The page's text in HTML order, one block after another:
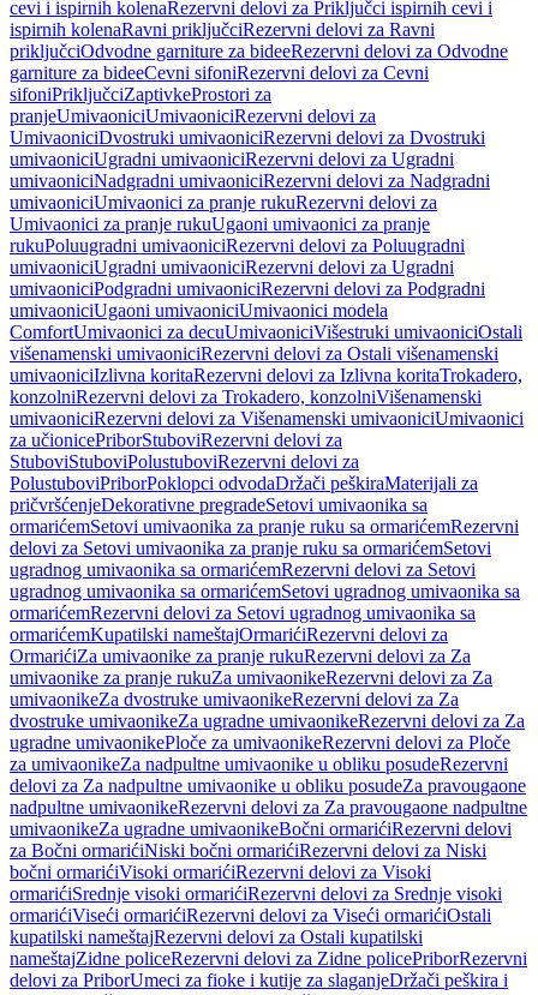
cevi i ispirnih kolenaRezervni delovi za Priključci ispirnih cevi i
ispirnih kolenaRavni priključciRezervni delovi za Ravni
priključciOdvodne garniture za bideeRezervni delovi za Odvodne
garniture za bideeCevni sifoniRezervni delovi za Cevni
sifoniPriključciZaptivkeProstori za
pranjeUmivaoniciUmivaoniciRezervni delovi za
UmivaoniciDvostruki umivaoniciRezervni delovi za Dvostruki
umivaoniciUgradni umivaoniciRezervni delovi za Ugradni
umivaoniciNadgradni umivaoniciRezervni delovi za Nadgradni
umivaoniciUmivaonici za pranje rukuRezervni delovi za
Umivaonici za pranje rukuUgaoni umivaonici za pranje
rukuPoluugradni umivaoniciRezervni delovi za Poluugradni
umivaoniciUgradni umivaoniciRezervni delovi za Ugradni
umivaoniciPodgradni umivaoniciRezervni delovi za Podgradni
umivaoniciUgaoni umivaoniciUmivaonici modela
ComfortUmivaonici za decuUmivaoniciVišestruki umivaoniciOstali
višenamenski umivaoniciRezervni delovi za Ostali višenamenski
umivaoniciIzlivna koritaRezervni delovi za Izlivna koritaTrokadero,
konzolniRezervni delovi za Trokadero, konzolniVišenamenski
umivaoniciRezervni delovi za Višenamenski umivaoniciUmivaonici
za učionicePriborStuboviRezervni delovi za
StuboviStuboviPolustuboviRezervni delovi za
PolustuboviPriborPoklopci odvodaDržači peškiraMaterijali za
pričvršćenjeDekorativne pregradeSetovi umivaonika sa
ormarićemSetovi umivaonika za pranje ruku sa ormarićemRezervni
delovi za Setovi umivaonika za pranje ruku sa ormarićemSetovi
ugradnog umivaonika sa ormarićemRezervni delovi za Setovi
ugradnog umivaonika sa ormarićemSetovi ugradnog umivaonika sa
ormarićemRezervni delovi za Setovi ugradnog umivaonika sa
ormarićemKupatilski nameštajOrmarićiRezervni delovi za
OrmarićiZa umivaonike za pranje rukuRezervni delovi za Za
umivaonike za pranje rukuZa umivaonikeRezervni delovi za Za
umivaonikeZa dvostruke umivaonikeRezervni delovi za Za
dvostruke umivaonikeZa ugradne umivaonikeRezervni delovi za Za
ugradne umivaonikePloče za umivaonikeRezervni delovi za Ploče
za umivaonikeZa nadpultne umivaonike u obliku posudeRezervni
delovi za Za nadpultne umivaonike u obliku posudeZa pravougaone
nadpultne umivaonikeRezervni delovi za Za pravougaone nadpultne
umivaonikeZa ugradne umivaonikeBočni ormarićiRezervni delovi
za Bočni ormarićiNiski bočni ormarićiRezervni delovi za Niski
bočni ormarićiVisoki ormarićiRezervni delovi za Visoki
ormarićiSrednje visoki ormarićiRezervni delovi za Srednje visoki
ormarićiViseći ormarićiRezervni delovi za Viseći ormarićiOstali
kupatilski nameštajRezervni delovi za Ostali kupatilski
nameštajZidne policeRezervni delovi za Zidne policePriborRezervni
delovi za PriborUmeci za fioke i kutije za slaganjeDržači peškira i